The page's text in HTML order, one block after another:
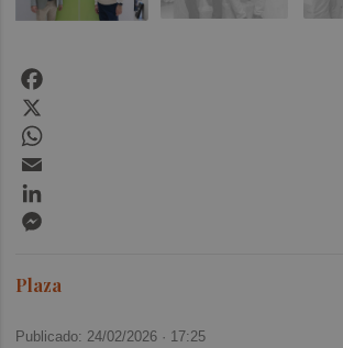
Plaza
Publicado: 24/02/2026 · 17:25